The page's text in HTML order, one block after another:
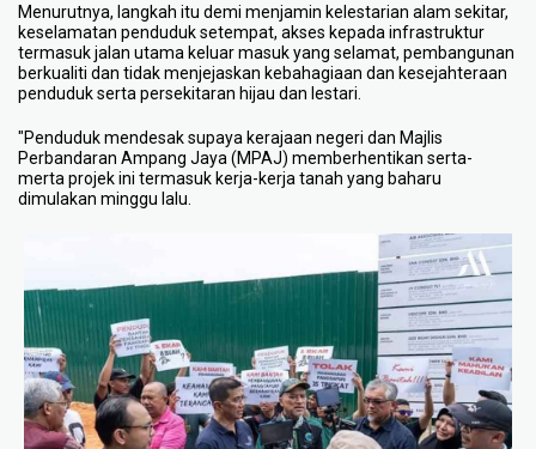
Menurutnya, langkah itu demi menjamin kelestarian alam sekitar,
keselamatan penduduk setempat, akses kepada infrastruktur
termasuk jalan utama keluar masuk yang selamat, pembangunan
berkualiti dan tidak menjejaskan kebahagiaan dan kesejahteraan
penduduk serta persekitaran hijau dan lestari.
"Penduduk mendesak supaya kerajaan negeri dan Majlis
Perbandaran Ampang Jaya (MPAJ) memberhentikan serta-
merta projek ini termasuk kerja-kerja tanah yang baharu
dimulakan minggu lalu.